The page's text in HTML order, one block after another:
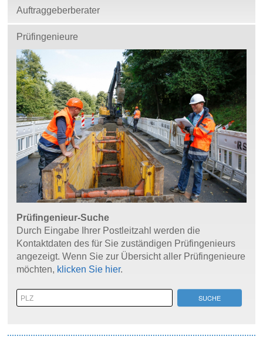
Auftraggeberberater
Prüfingenieure
Prüfingenieur-Suche
Durch Eingabe Ihrer Postleitzahl werden die
Kontaktdaten des für Sie zuständigen Prüfingenieurs
angezeigt. Wenn Sie zur Übersicht aller Prüfingenieure
möchten, klicken Sie hier.
SUCHE